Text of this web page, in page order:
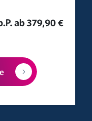
ab 379,90 €